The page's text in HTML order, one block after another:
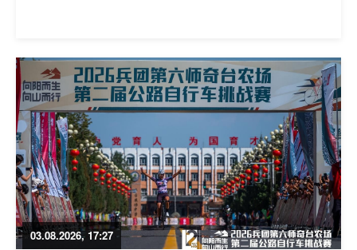
03.08.2026, 17:27